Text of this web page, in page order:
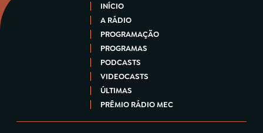
INÍCIO
A RÁDIO
PROGRAMAÇÃO
PROGRAMAS
PODCASTS
VIDEOCASTS
ÚLTIMAS
PRÊMIO RÁDIO MEC